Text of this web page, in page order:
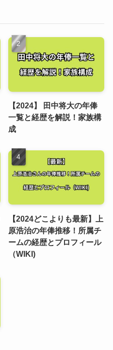
【2024】 田中将大の年俸
一覧と経歴を解説！家族構
成
【2024どこよりも最新】上
原浩治の年俸推移！所属チ
ームの経歴とプロフィール
（WIKI)